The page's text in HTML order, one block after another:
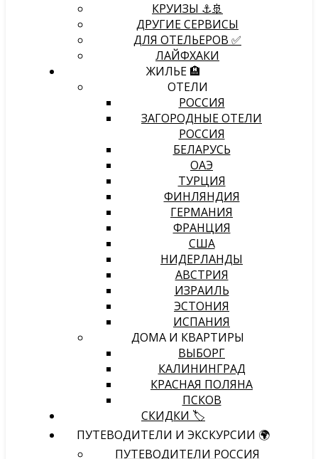
КРУИЗЫ ⚓🚢
ДРУГИЕ СЕРВИСЫ
ДЛЯ ОТЕЛЬЕРОВ ✅
ЛАЙФХАКИ
ЖИЛЬЕ 🏨
ОТЕЛИ
РОССИЯ
ЗАГОРОДНЫЕ ОТЕЛИ
РОССИЯ
БЕЛАРУСЬ
ОАЭ
ТУРЦИЯ
ФИНЛЯНДИЯ
ГЕРМАНИЯ
ФРАНЦИЯ
США
НИДЕРЛАНДЫ
АВСТРИЯ
ИЗРАИЛЬ
ЭСТОНИЯ
ИСПАНИЯ
ДОМА И КВАРТИРЫ
ВЫБОРГ
КАЛИНИНГРАД
КРАСНАЯ ПОЛЯНА
ПСКОВ
СКИДКИ 🏷️
ПУТЕВОДИТЕЛИ И ЭКСКУРСИИ 🌍
ПУТЕВОДИТЕЛИ РОССИЯ